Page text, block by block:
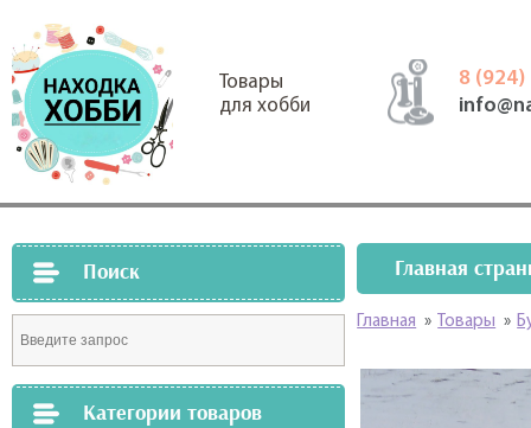
Товары
для хобби
8 (924)
Поиск
Категории товаров
Главная
Главная » Товары »